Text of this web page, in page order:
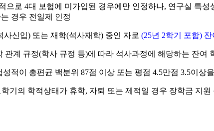
으로 4대 보험에 미가입된 경우에만 인정하나, 연구실 특성
경우 전일제 인정
사신입) 또는 재학(석사재학) 중인 자로 (25년 2학기 포함) 잔
관계 규정(학사 규정 등)에 따라 석사과정에 해당하는 잔여
적이 총편균 백분위 87점 이상 또는 평점 4.5만점 3.5이상
학기의 학적상태가 휴학, 자퇴 또는 제적일 경우 장학금 지원